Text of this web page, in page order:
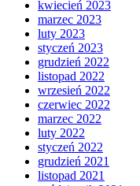
kwiecień 2023
marzec 2023
luty 2023
styczeń 2023
grudzień 2022
listopad 2022
wrzesień 2022
czerwiec 2022
marzec 2022
luty 2022
styczeń 2022
grudzień 2021
listopad 2021